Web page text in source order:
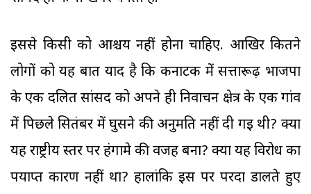
इससे किसी को आश्चर्य नहीं होना चाहिए. आखिर कितने
लोगों को यह बात याद है कि कर्नाटक में सत्तारूढ़ भाजपा
के एक दलित सांसद को अपने ही निर्वाचन क्षेत्र के एक गांव
में पिछले सितंबर में घुसने की अनुमति नहीं दी गई थी? क्या
यह राष्ट्रीय स्तर पर हंगामे की वजह बना? क्या यह विरोध का
पर्याप्त कारण नहीं था? हालांकि इस पर परदा डालते हुए